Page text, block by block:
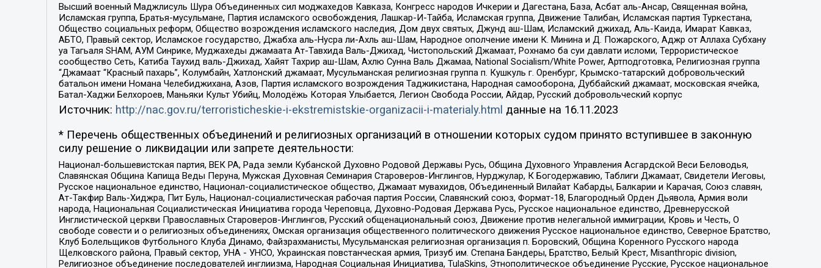
Высший военный Маджлисуль Шура Объединенных сил моджахедов Кавказа, Конгресс народов Ичкерии и Дагестана, База, Асбат аль-Ансар, Священная война,
Исламская группа, Братья-мусульмане, Партия исламского освобождения, Лашкар-И-Тайба, Исламская группа, Движение Талибан, Исламская партия Туркестана,
Общество социальных реформ, Общество возрождения исламского наследия, Дом двух святых, Джунд аш-Шам, Исламский джихад, Аль-Каида, Имарат Кавказ,
АБТО, Правый сектор, Исламское государство, Джабха аль-Нусра ли-Ахль аш-Шам, Народное ополчение имени К. Минина и Д. Пожарского, Аджр от Аллаха Субхану
уа Тагьаля SHAM, АУМ Синрике, Муджахеды джамаата Ат-Тавхида Валь-Джихад, Чистопольский Джамаат, Рохнамо ба суи давлати исломи, Террористическое
сообщество Сеть, Катиба Таухид валь-Джихад, Хайят Тахрир аш-Шам, Ахлю Сунна Валь Джамаа, National Socialism/White Power, Артподготовка, Религиозная группа
“Джамаат “Красный пахарь”, Колумбайн, Хатлонский джамаат, Мусульманская религиозная группа п. Кушкуль г. Оренбург, Крымско-татарский добровольческий
батальон имени Номана Челебиджихана, Азов, Партия исламского возрождения Таджикистана, Народная самооборона, Дуббайский джамаат, московская ячейка,
Батал-Хаджи Белхороев, Маньяки Культ Убийц, Молодёжь Которая Улыбается, Легион Свобода России, Айдар, Русский добровольческий корпус
Источник: http://nac.gov.ru/terroristicheskie-i-ekstremistskie-organizacii-i-materialy.html данные на 16.11.2023
* Перечень общественных объединений и религиозных организаций в отношении которых судом принято вступившее в законную
силу решение о ликвидации или запрете деятельности:
Национал-большевистская партия, ВЕК РА, Рада земли Кубанской Духовно Родовой Державы Русь, Община Духовного Управления Асгардской Веси Беловодья,
Славянская Община Капища Веды Перуна, Мужская Духовная Семинария Староверов-Инглингов, Нурджулар, К Богодержавию, Таблиги Джамаат, Свидетели Иеговы,
Русское национальное единство, Национал-социалистическое общество, Джамаат мувахидов, Объединенный Вилайат Кабарды, Балкарии и Карачая, Союз славян,
Ат-Такфир Валь-Хиджра, Пит Буль, Национал-социалистическая рабочая партия России, Славянский союз, Формат-18, Благородный Орден Дьявола, Армия воли
народа, Национальная Социалистическая Инициатива города Череповца, Духовно-Родовая Держава Русь, Русское национальное единство, Древнерусской
Инглистической церкви Православных Староверов-Инглингов, Русский общенациональный союз, Движение против нелегальной иммиграции, Кровь и Честь, О
свободе совести и о религиозных объединениях, Омская организация общественного политического движения Русское национальное единство, Северное Братство,
Клуб Болельщиков Футбольного Клуба Динамо, Файзрахманисты, Мусульманская религиозная организация п. Боровский, Община Коренного Русского народа
Щелковского района, Правый сектор, УНА - УНСО, Украинская повстанческая армия, Тризуб им. Степана Бандеры, Братство, Белый Крест, Misanthropic division,
Религиозное объединение последователей инглиизма, Народная Социальная Инициатива, TulaSkins, Этнополитическое объединение Русские, Русское национальное